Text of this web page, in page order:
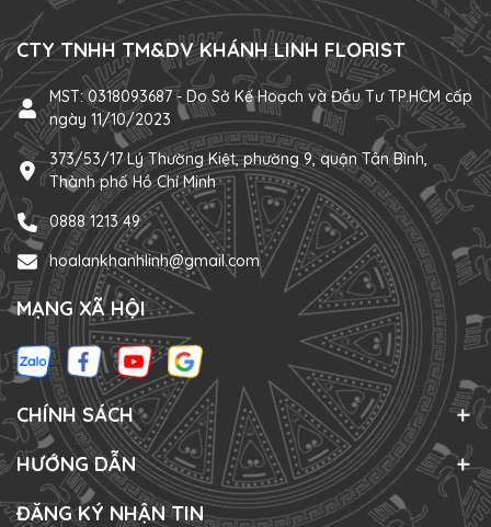
CTY TNHH TM&DV KHÁNH LINH FLORIST
MST: 0318093687 - Do Sở Kế Hoạch và Đầu Tư TP.HCM cấp
ngày 11/10/2023
373/53/17 Lý Thường Kiệt, phường 9, quận Tân Bình,
Thành phố Hồ Chí Minh
0888 1213 49
hoalankhanhlinh@gmail.com
MẠNG XÃ HỘI
CHÍNH SÁCH
HƯỚNG DẪN
ĐĂNG KÝ NHẬN TIN